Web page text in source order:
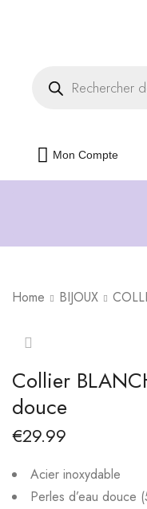
Mon Compte
Home BIJOUX
Collier
douce
€29.99
Acier inoxydable
Perles d’eau douce